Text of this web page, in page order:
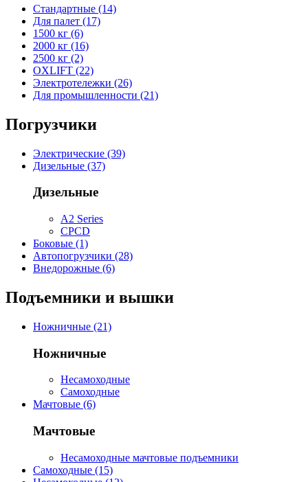
Стандартные (14)
Для палет (17)
1500 кг (6)
2000 кг (16)
2500 кг (2)
OXLIFT (22)
Электротележки (26)
Для промышленности (21)
Погрузчики
Электрические (39)
Дизельные (37)
Дизельные
A2 Series
CPCD
Боковые (1)
Автопогрузчики (28)
Внедорожные (6)
Подъемники и вышки
Ножничные (21)
Ножничные
Несамоходные
Самоходные
Мачтовые (6)
Мачтовые
Несамоходные мачтовые подъемники
Самоходные (15)